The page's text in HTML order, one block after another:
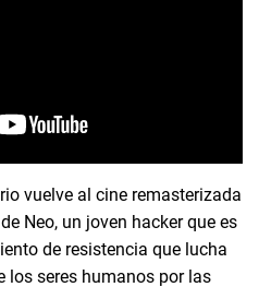
vuelve al cine remasterizada
Neo, un joven hacker que es
de resistencia que lucha
los seres humanos por las